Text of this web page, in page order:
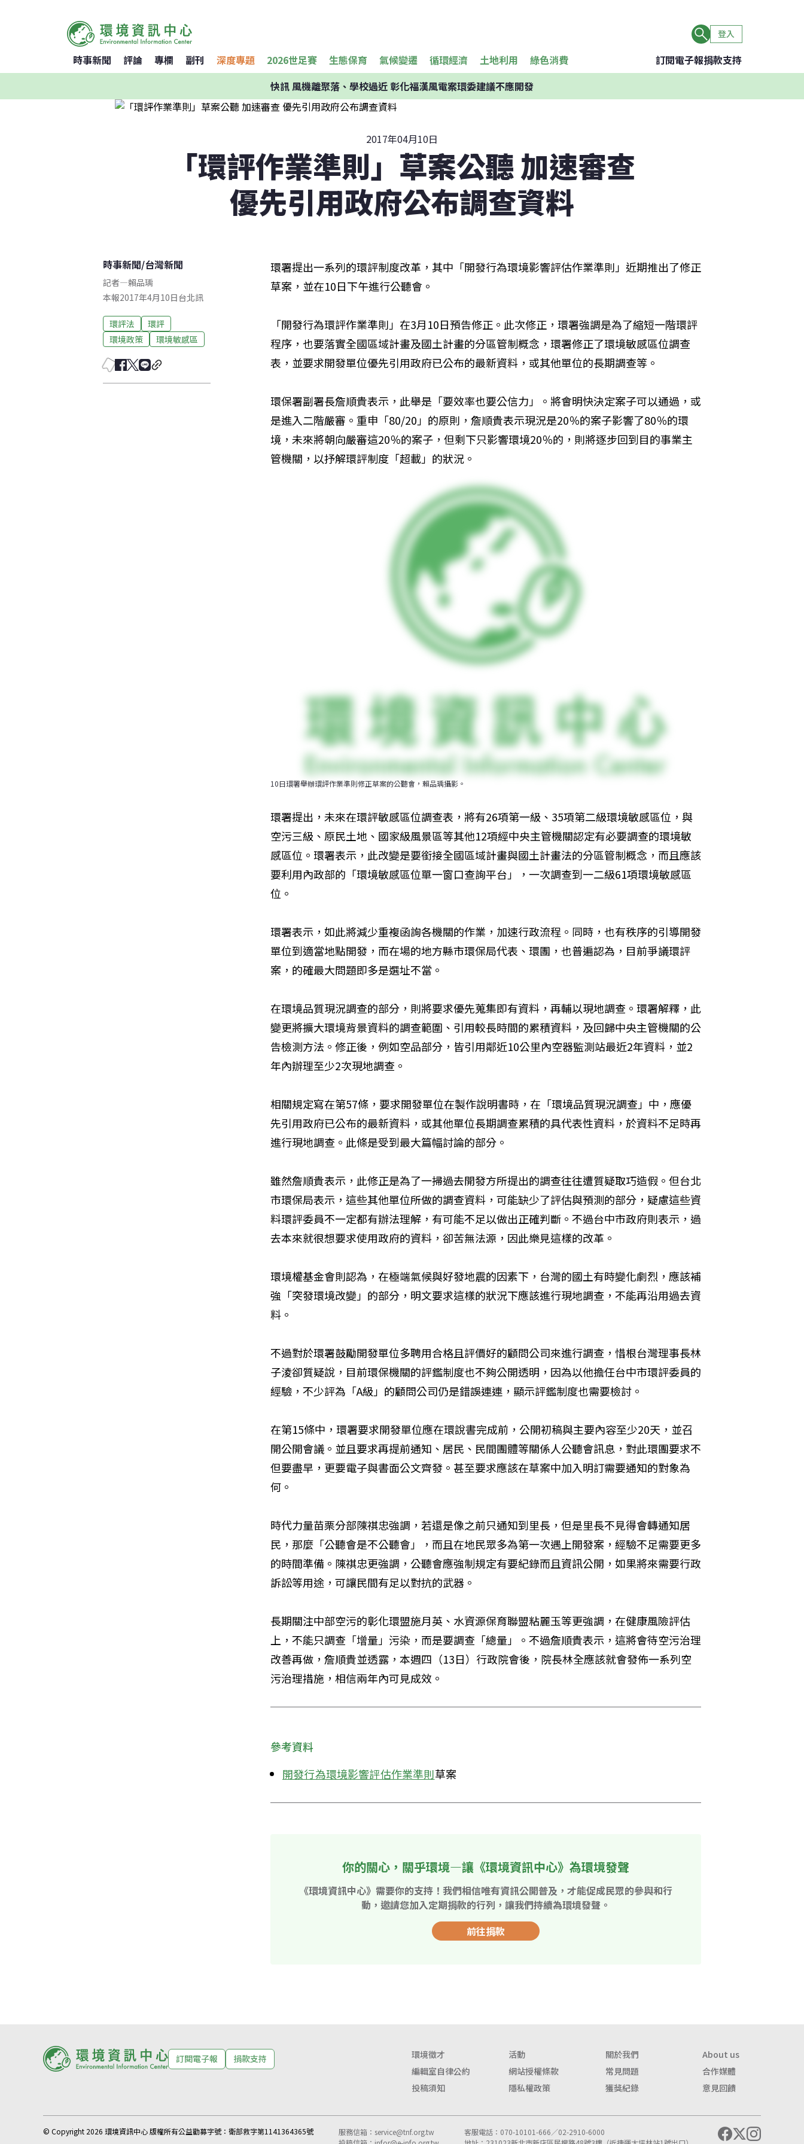
登入
時事新聞 評論 專欄 副刊 深度專題 2026世足賽 生態保育 氣候變遷 循環經濟 土地利用 綠色消費 訂閱電子報捐款支持
快訊風機離聚落、學校過近 彰化福漢風電案環委建議不應開發
2017年04月10日
「環評作業準則」草案公聽 加速審查
優先引用政府公布調查資料
時事新聞/台灣新聞
記者—賴品瑀
本報2017年4月10日台北訊
環評法
環評
環境政策
環境敏感區
環署提出一系列的環評制度改革，其中「開發行為環境影響評估作業準則」近期推出了修正
草案，並在10日下午進行公聽會。
「開發行為環評作業準則」在3月10日預告修正。此次修正，環署強調是為了縮短一階環評
程序，也要落實全國區域計畫及國土計畫的分區管制概念，環署修正了環境敏感區位調查
表，並要求開發單位優先引用政府已公布的最新資料，或其他單位的長期調查等。
環保署副署長詹順貴表示，此舉是「要效率也要公信力」。將會明快決定案子可以通過，或
是進入二階嚴審。重申「80/20」的原則，詹順貴表示現況是20％的案子影響了80％的環
境，未來將朝向嚴審這20％的案子，但剩下只影響環境20％的，則將逐步回到目的事業主
管機關，以抒解環評制度「超載」的狀況。
10日環署舉辦環評作業準則修正草案的公聽會，賴品瑀攝影。
環署提出，未來在環評敏感區位調查表，將有26項第一級、35項第二級環境敏感區位，與
空污三級、原民土地、國家級風景區等其他12項經中央主管機關認定有必要調查的環境敏
感區位。環署表示，此改變是要銜接全國區域計畫與國土計畫法的分區管制概念，而且應該
要利用內政部的「環境敏感區位單一窗口查詢平台」，一次調查到一二級61項環境敏感區
位。
環署表示，如此將減少重複函詢各機關的作業，加速行政流程。同時，也有秩序的引導開發
單位到適當地點開發，而在場的地方縣市環保局代表、環團，也普遍認為，目前爭議環評
案，的確最大問題即多是選址不當。
在環境品質現況調查的部分，則將要求優先蒐集即有資料，再輔以現地調查。環署解釋，此
變更將擴大環境背景資料的調查範圍、引用較長時間的累積資料，及回歸中央主管機關的公
告檢測方法。修正後，例如空品部分，皆引用鄰近10公里內空器監測站最近2年資料，並2
年內辦理至少2次現地調查。
相關規定寫在第57條，要求開發單位在製作說明書時，在「環境品質現況調查」中，應優
先引用政府已公布的最新資料，或其他單位長期調查累積的具代表性資料，於資料不足時再
進行現地調查。此條是受到最大篇幅討論的部分。
雖然詹順貴表示，此修正是為了一掃過去開發方所提出的調查往往遭質疑取巧造假。但台北
市環保局表示，這些其他單位所做的調查資料，可能缺少了評估與預測的部分，疑慮這些資
料環評委員不一定都有辦法理解，有可能不足以做出正確判斷。不過台中市政府則表示，過
去本來就很想要求使用政府的資料，卻苦無法源，因此樂見這樣的改革。
環境權基金會則認為，在極端氣候與好發地震的因素下，台灣的國土有時變化劇烈，應該補
強「突發環境改變」的部分，明文要求這樣的狀況下應該進行現地調查，不能再沿用過去資
料。
不過對於環署鼓勵開發單位多聘用合格且評價好的顧問公司來進行調查，惜根台灣理事長林
子淩卻質疑說，目前環保機關的評鑑制度也不夠公開透明，因為以他擔任台中市環評委員的
經驗，不少評為「A級」的顧問公司仍是錯誤連連，顯示評鑑制度也需要檢討。
在第15條中，環署要求開發單位應在環說書完成前，公開初稿與主要內容至少20天，並召
開公開會議。並且要求再提前通知、居民、民間團體等關係人公聽會訊息，對此環團要求不
但要盡早，更要電子與書面公文齊發。甚至要求應該在草案中加入明訂需要通知的對象為
何。
時代力量苗栗分部陳祺忠強調，若還是像之前只通知到里長，但是里長不見得會轉通知居
民，那麼「公聽會是不公聽會」，而且在地民眾多為第一次遇上開發案，經驗不足需要更多
的時間準備。陳祺忠更強調，公聽會應強制規定有要紀錄而且資訊公開，如果將來需要行政
訴訟等用途，可讓民間有足以對抗的武器。
長期關注中部空污的彰化環盟施月英、水資源保育聯盟粘麗玉等更強調，在健康風險評估
上，不能只調查「增量」污染，而是要調查「總量」。不過詹順貴表示，這將會待空污治理
改善再做，詹順貴並透露，本週四（13日）行政院會後，院長林全應該就會發佈一系列空
污治理措施，相信兩年內可見成效。
參考資料
開發行為環境影響評估作業準則草案
你的關心，關乎環境—讓《環境資訊中心》為環境發聲
《環境資訊中心》需要你的支持！我們相信唯有資訊公開普及，才能促成民眾的參與和行
動，邀請您加入定期捐款的行列，讓我們持續為環境發聲。
前往捐款
訂閱電子報 捐款支持 環境徵才 活動 關於我們
About us
編輯室自律公約
網站授權條款 常見問題
合作媒體
投稿須知
隱私權政策 獲獎紀錄 意見回饋
© Copyright 2026 環境資訊中心 版權所有公益勸募字號： 衛部救字第1141364365號 服務信箱： service@tnf.org.tw
客服電話：070-10101-666／02-2910-6000